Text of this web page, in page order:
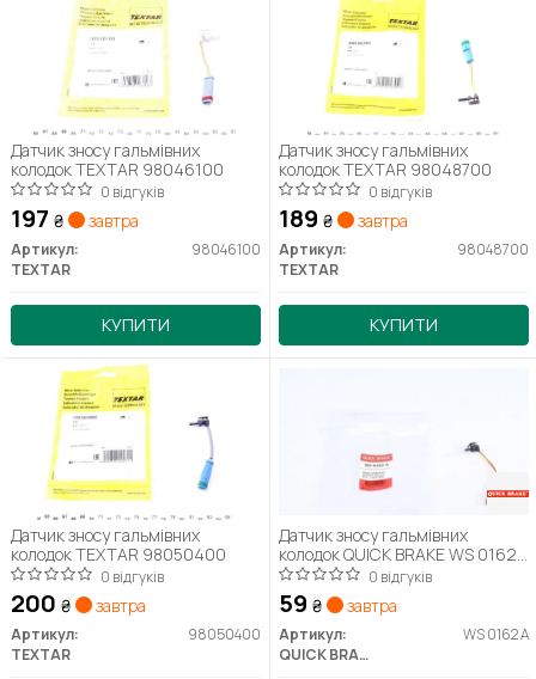
Датчик зносу гальмівних
колодок TEXTAR 98046100
0 відгуків
197 ₴ завтра
Артикул:
98046100
TEXTAR
КУПИТИ
Датчик зносу гальмівних
колодок TEXTAR 98048700
0 відгуків
189 ₴ завтра
Артикул:
98048700
TEXTAR
КУПИТИ
Датчик зносу гальмівних
колодок TEXTAR 98050400
0 відгуків
200 ₴ завтра
Артикул:
98050400
TEXTAR
Датчик зносу гальмівних
колодок QUICK BRAKE WS 0162
A
0 відгуків
59 ₴ завтра
Артикул:
WS 0162 A
QUICK BRAKE